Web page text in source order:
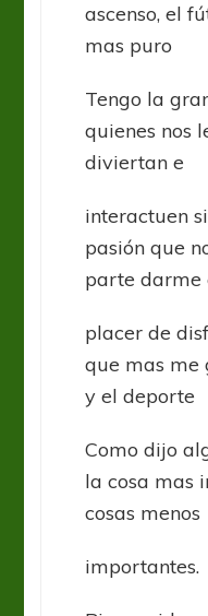
ascenso, el
mas puro
Tengo la
quienes nos
diviertan e
interactuen
pasión que
parte darme
placer de
que mas me
y el deporte
Como dijo
la cosa mas
cosas menos
importantes.